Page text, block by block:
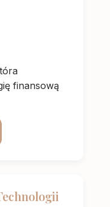
finansową